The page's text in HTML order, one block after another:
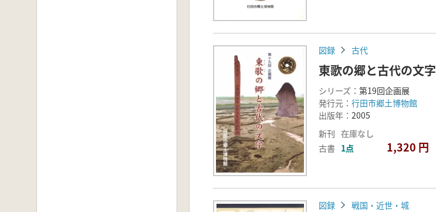
図録 古代
東歌の郷と古代の文字
シリーズ： 第19回企画展
発行元： 行田市郷土博物館
出版年： 2005
新刊 在庫なし
古書 1点 1,320 円
図録 戦国・近世・城